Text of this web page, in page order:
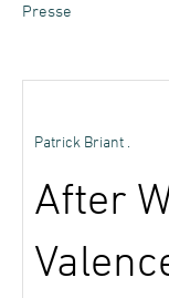
Presse
Patrick Briant .
After